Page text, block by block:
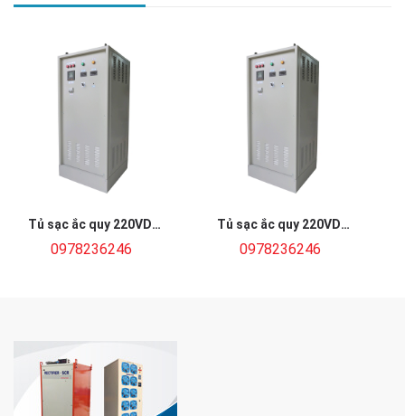
Tủ sạc ắc quy 220VDC
30A
0978236246
Tủ sạc ắc quy 220VDC
100A
0978236246